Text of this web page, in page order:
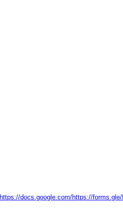
https://docs.google.com/https://